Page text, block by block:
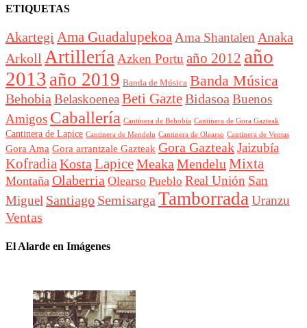
ETIQUETAS
Akartegi Ama GuadalupekoaAma Shantalen Anaka
Arkoll ArtilleríaAzken Portu año 2012 año
2013 año 2019 Banda de Música Banda Música
BehobiaBelaskoeneaBeti GazteBidasoaBuenos
Amigos Caballería Cantinera de Behobia Cantinera de Gora Gazteak
Cantinera de Lapice Cantinera de Mendelu Cantinera de Olearso Cantinera de Ventas
Gora Ama Gora arrantzale Gazteak Gora GazteakJaizubía
KofradiaKostaLapiceMeakaMendeluMixta
Montaña Olaberria Olearso Pueblo Real Unión San
Miguel Santiago SemisargaTamborradaUranzu
Ventas
El Alarde en Imágenes